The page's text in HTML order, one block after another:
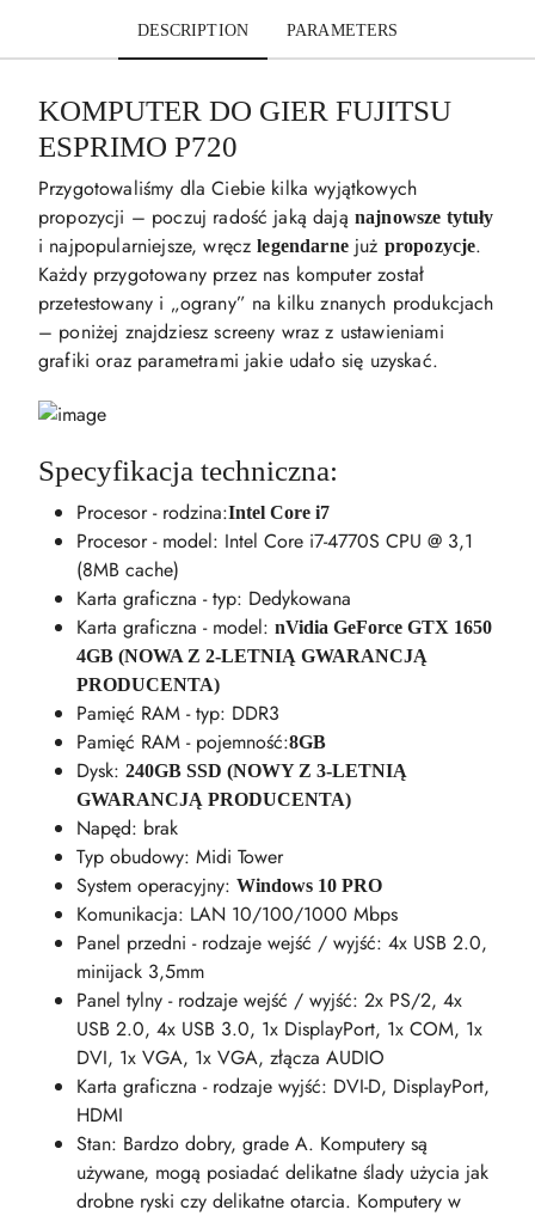
DESCRIPTION PARAMETERS
KOMPUTER DO GIER FUJITSU
ESPRIMO P720
Przygotowaliśmy dla Ciebie kilka wyjątkowych
propozycji – poczuj radość jaką dają najnowsze tytuły
i najpopularniejsze, wręczlegendarnejuż propozycje.
Każdy przygotowany przez nas komputer został
przetestowany i „ograny” na kilku znanych produkcjach
– poniżej znajdziesz screeny wraz z ustawieniami
grafiki oraz parametrami jakie udało się uzyskać.
Specyfikacja techniczna:
Procesor - rodzina:Intel Core i7
Procesor - model: Intel Core i7-4770S CPU @ 3,1
(8MB cache)
Karta graficzna - typ: Dedykowana
Karta graficzna - model: nVidia GeForce GTX 1650
4GB (NOWA Z 2-LETNIĄ GWARANCJĄ
PRODUCENTA)
Pamięć RAM - typ: DDR3
Pamięć RAM - pojemność:8GB
Dysk: 240GB SSD (NOWY Z 3-LETNIĄ
GWARANCJĄ PRODUCENTA)
Napęd: brak
Typ obudowy: Midi Tower
System operacyjny: Windows 10 PRO
Komunikacja: LAN 10/100/1000 Mbps
Panel przedni - rodzaje wejść / wyjść: 4x USB 2.0,
minijack 3,5mm
Panel tylny - rodzaje wejść / wyjść: 2x PS/2, 4x
USB 2.0, 4x USB 3.0, 1x DisplayPort, 1x COM, 1x
DVI, 1x VGA, 1x VGA, złącza AUDIO
Karta graficzna - rodzaje wyjść: DVI-D, DisplayPort,
HDMI
Stan: Bardzo dobry, grade A. Komputery są
używane, mogą posiadać delikatne ślady użycia jak
drobne ryski czy delikatne otarcia. Komputery w